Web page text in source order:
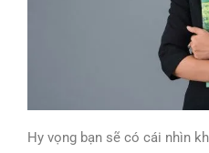
Hy vọng bạn sẽ có cái nhìn